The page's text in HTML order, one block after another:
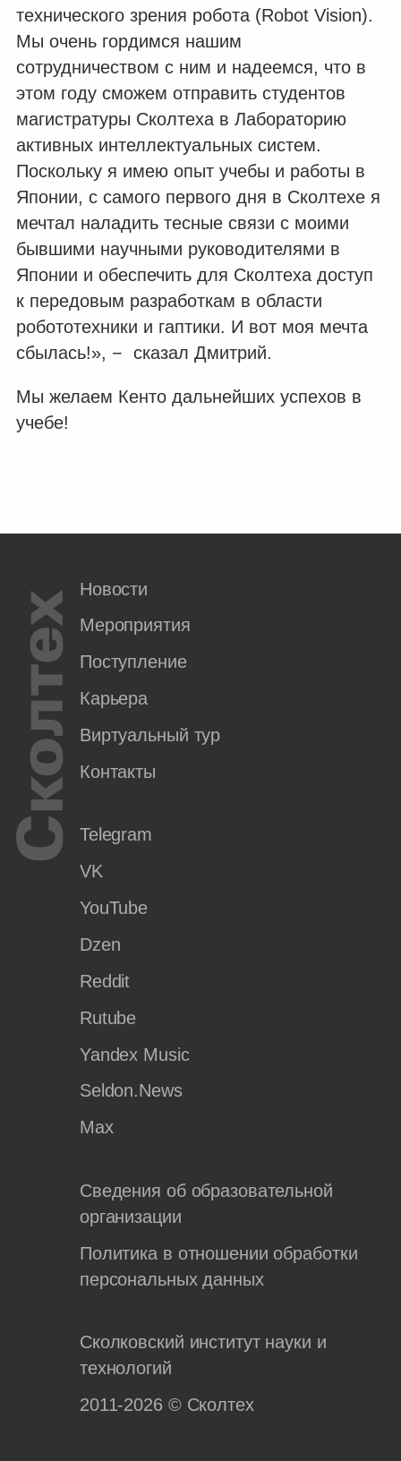
технического зрения робота (Robot Vision).
Мы очень гордимся нашим
сотрудничеством с ним и надеемся, что в
этом году сможем отправить студентов
магистратуры Сколтеха в Лабораторию
активных интеллектуальных систем.
Поскольку я имею опыт учебы и работы в
Японии, с самого первого дня в Сколтехе я
мечтал наладить тесные связи с моими
бывшими научными руководителями в
Японии и обеспечить для Сколтеха доступ
к передовым разработкам в области
робототехники и гаптики. И вот моя мечта
сбылась!», − сказал Дмитрий.
Мы желаем Кенто дальнейших успехов в
учебе!
Новости
Мероприятия
Поступление
Карьера
Виртуальный тур
Контакты
Telegram
VK
YouTube
Dzen
Reddit
Rutube
Yandex Music
Seldon.News
Max
Сведения об образовательной
организации
Политика в отношении обработки
персональных данных
Сколковский институт науки и
технологий
2011-2026 © Сколтех